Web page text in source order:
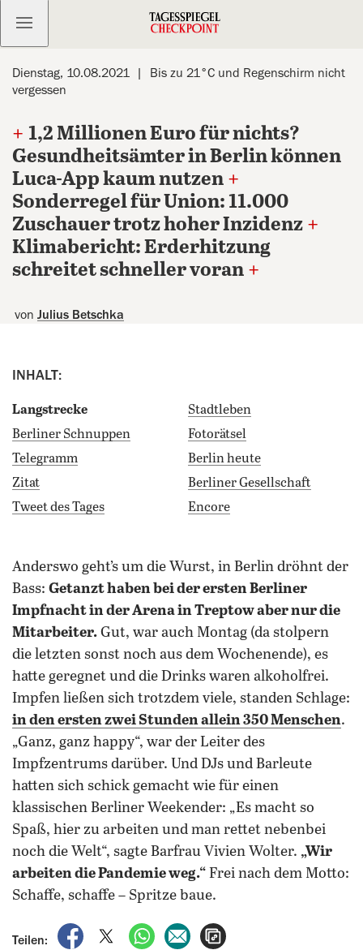
Kostenlos anmelden
Dienstag, 10.08.2021
Bis zu 21°C und Regenschirm nicht
vergessen
+ 1,2 Millionen Euro für nichts?
Gesundheitsämter in Berlin können
Luca-App kaum nutzen +
Sonderregel für Union: 11.000
Zuschauer trotz hoher Inzidenz +
Klimabericht: Erderhitzung
schreitet schneller voran +
von Julius Betschka
INHALT:
Langstrecke
Berliner Schnuppen
Telegramm
Zitat
Tweet des Tages
Stadtleben
Fotorätsel
Berlin heute
Berliner Gesellschaft
Encore
anderswo geht’s um die Wurst, in Berlin dröhnt der
Bass: Getanzt haben bei der ersten Berliner
Impfnacht in der Arena in Treptow aber nur die
Mitarbeiter. Gut, war auch Montag (da stolpern
die letzten sonst noch aus dem Wochenende), es
hatte geregnet und die Drinks waren alkoholfrei.
Impfen ließen sich trotzdem viele, standen Schlage:
in den ersten zwei Stunden allein 350 Menschen.
„Ganz, ganz happy“, war der Leiter des
Impfzentrums darüber. Und DJs und Barleute
hatten sich schick gemacht wie für einen
klassischen Berliner Weekender: „Es macht so
Spaß, hier zu arbeiten und man rettet nebenbei
noch die Welt“, sagte Barfrau Vivien Wolter. „Wir
arbeiten die Pandemie weg.“ Frei nach dem Motto:
Schaffe, schaffe – Spritze baue.
Teilen:
auf Facebook teilen
auf X teilenper WhatsApp teilen
per E-Mail teilen